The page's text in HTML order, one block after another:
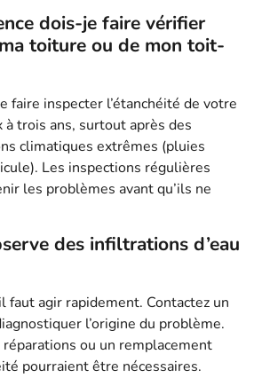
dois-je faire vérifier
toiture ou de mon toit-
faire inspecter l’étanchéité de votre
trois ans, surtout après des
climatiques extrêmes (pluies
Les inspections régulières
les problèmes avant qu’ils ne
des infiltrations d’eau
faut agir rapidement. Contactez un
l’origine du problème.
ou un remplacement
pourraient être nécessaires.